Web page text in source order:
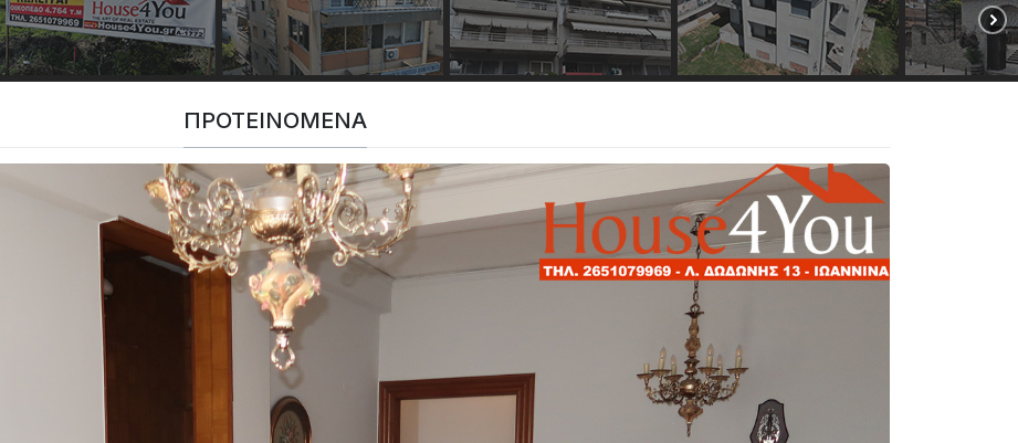
ΠΡΟΤΕΙΝΌΜΕΝΑ